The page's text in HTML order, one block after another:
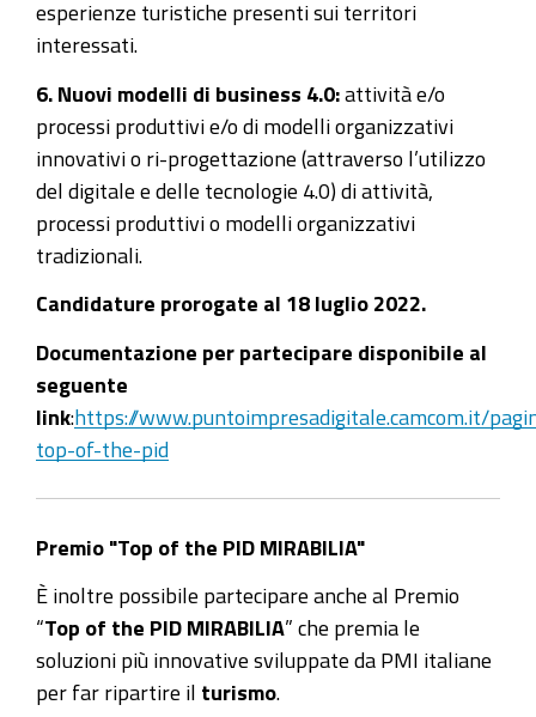
esperienze turistiche presenti sui territori
interessati.
6. Nuovi modelli di business 4.0: attività e/o
processi produttivi e/o di modelli organizzativi
innovativi o ri-progettazione (attraverso l’utilizzo
del digitale e delle tecnologie 4.0) di attività,
processi produttivi o modelli organizzativi
tradizionali.
Candidature prorogate al 18 luglio 2022.
Documentazione per partecipare disponibile al
seguente
link:https://www.puntoimpresadigitale.camcom.it/
top-of-the-pid
Premio "Top of the PID MIRABILIA"
È inoltre possibile partecipare anche al Premio
“Top of the PID MIRABILIA” che premia le
soluzioni più innovative sviluppate da PMI italiane
per far ripartire il turismo